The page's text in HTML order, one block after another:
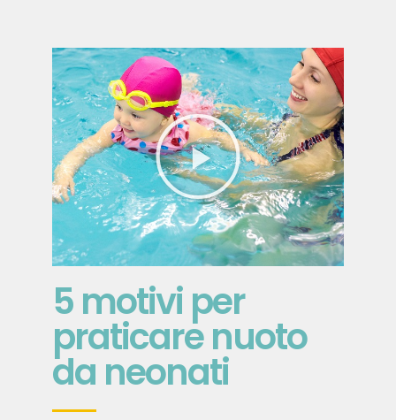
5 motivi per
praticare nuoto
da neonati